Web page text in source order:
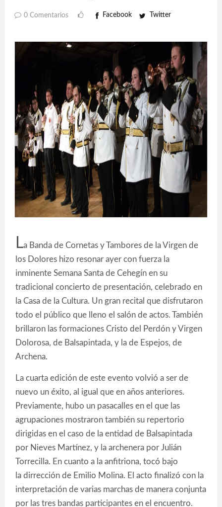
0 Comentarios Facebook Twitter
La Banda de Cornetas y Tambores de la Virgen de
los Dolores hizo resonar ayer con fuerza la
inminente Semana Santa de Cehegín en su
tradicional concierto de presentación, celebrado en
la Casa de la Cultura. Un gran recital que disfrutaron
todo el público que lleno el salón de actos. También
brillaron las formaciones Cristo del Perdón y Virgen
Dolorosa, de Balsapintada, y la de Espejos, de
Archena.
La cuarta edición de este evento volvió a ser de
nuevo un éxito, al igual que en años anteriores.
Previamente, hubo un pasacalles en el que las
agrupaciones mostraron también su repertorio
dirigidas en el caso de la entidad de Balsapintada
por Nieves Martínez, y la archenera por Julián
Torrecilla. En cuanto a la anfitriona, tocó bajo
la dirrección de Emilio Molina. El acto finalizó con la
interpretación de varias marchas de manera conjunta
por las tres bandas participantes en el encuentro.